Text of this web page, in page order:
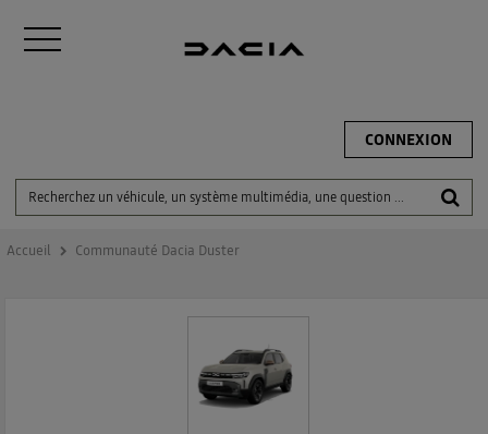
CONNEXION
Accueil Communauté Dacia Duster